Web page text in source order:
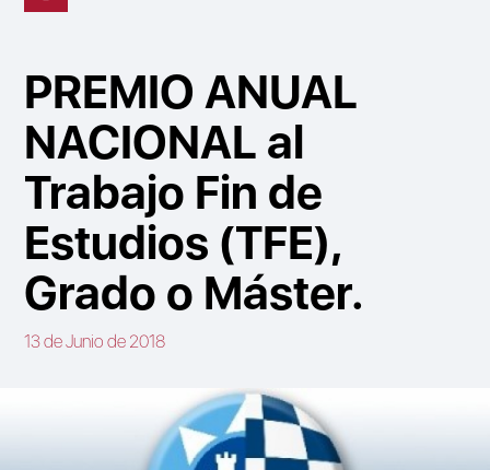
PREMIO ANUAL
NACIONAL al
Trabajo Fin de
Estudios (TFE),
Grado o Máster.
13 de Junio de 2018